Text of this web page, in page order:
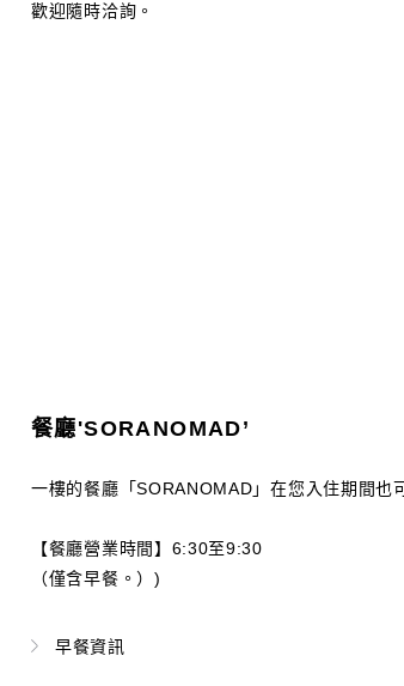
歡迎隨時洽詢。
餐廳'SORANOMAD’
一樓的餐廳「SORANOMAD」在您入住期間
【餐廳營業時間】6:30至9:30
（僅含早餐。）)
早餐資訊